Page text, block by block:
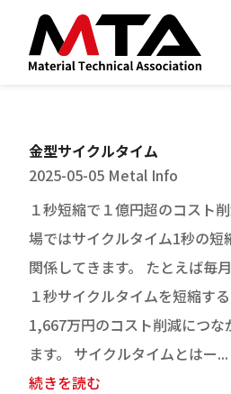
金型サイクルタイム
2025-05-05 Metal Info
１秒短縮で１億円超のコスト
場ではサイクルタイム1秒の短
関係してきます。 たとえば毎
１秒サイクルタイムを短縮す
1,667万円のコスト削減につな
ます。 サイクルタイムとはー...
続きを読む